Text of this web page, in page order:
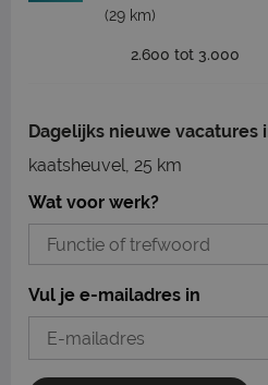
(29 km)
2.600 tot 3.000
Dagelijks nieuwe vacatures
kaatsheuvel, 25 km
Wat voor werk?
Vul je e-mailadres in